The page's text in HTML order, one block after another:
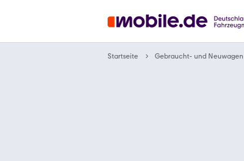
Startseite Gebraucht- und Neuwagen